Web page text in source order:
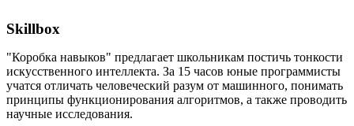
Skillbox
"Коробка навыков" предлагает школьникам постичь тонкости
искусственного интеллекта. За 15 часов юные программисты
учатся отличать человеческий разум от машинного, понимать
принципы функционирования алгоритмов, а также проводить
научные исследования.